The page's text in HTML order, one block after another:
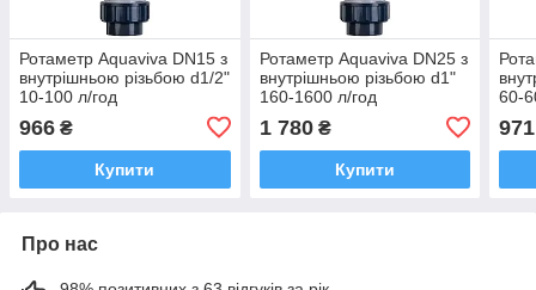
Ротаметр Aquaviva DN15 з
внутрішньою різьбою d1/2"
10-100 л/год
966 ₴
Купити
Ротаметр Aquaviva DN25 з
внутрішньою різьбою d1"
160-1600 л/год
1 780₴
Купити
60-
971
Про нас